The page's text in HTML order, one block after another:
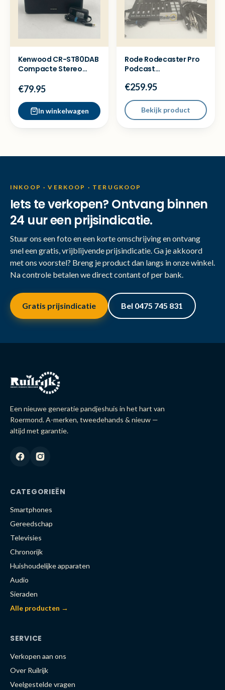
Kenwood CR-ST80DAB
Compacte Stereo
staat
€79.95
In winkelwagen
Rode Rodecaster Pro
Podcast
8x XLR kabel
€259.95
Bekijk product
INKOOP · VERKOOP · TERUGKOOP
Iets te verkopen? Ontvang binnen
24 uur een prijsindicatie.
Stuur ons een foto en een korte omschrijving en ontvang
snel een gratis, vrijblijvende prijsindicatie. Ga je akkoord
met ons voorstel? Breng je product dan langs in onze winkel.
Na controle betalen we direct contant of per bank.
Gratis prijsindicatie Bel 0475 745 831
Een nieuwe generatie pandjeshuis in het hart van
Roermond. A-merken, tweedehands & nieuw —
altijd met garantie.
CATEGORIEËN
Smartphones
Gereedschap
Televisies
Chronorijk
Huishoudelijke apparaten
Audio
Sieraden
Alle producten →
SERVICE
Verkopen aan ons
Over Ruilrijk
Veelgestelde vragen